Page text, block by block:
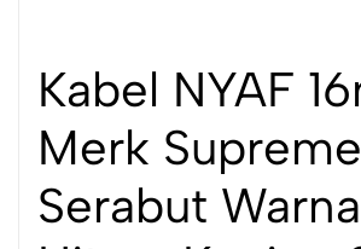
Kabel NYAF
Merk
Serabut Warna